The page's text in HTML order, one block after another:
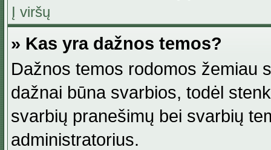
Į viršų
» Kas yra dažnos temos?
Dažnos temos rodomos žemiau
dažnai būna svarbios, todėl
svarbių pranešimų bei svarbių
administratorius.